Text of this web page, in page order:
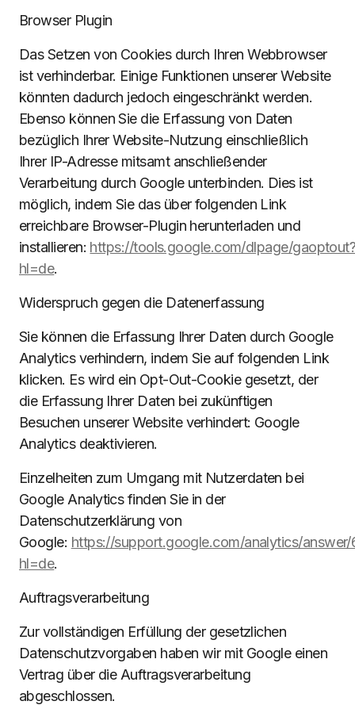
Browser Plugin
Das Setzen von Cookies durch Ihren Webbrowser
ist verhinderbar. Einige Funktionen unserer Website
könnten dadurch jedoch eingeschränkt werden.
Ebenso können Sie die Erfassung von Daten
bezüglich Ihrer Website-Nutzung einschließlich
Ihrer IP-Adresse mitsamt anschließender
Verarbeitung durch Google unterbinden. Dies ist
möglich, indem Sie das über folgenden Link
erreichbare Browser-Plugin herunterladen und
installieren: https://tools.google.com/dlpage/
hl=de.
Widerspruch gegen die Datenerfassung
Sie können die Erfassung Ihrer Daten durch Google
Analytics verhindern, indem Sie auf folgenden Link
klicken. Es wird ein Opt-Out-Cookie gesetzt, der
die Erfassung Ihrer Daten bei zukünftigen
Besuchen unserer Website verhindert: Google
Analytics deaktivieren.
Einzelheiten zum Umgang mit Nutzerdaten bei
Google Analytics finden Sie in der
Datenschutzerklärung von
Google: https://support.google.com/analytics/
hl=de.
Auftragsverarbeitung
Zur vollständigen Erfüllung der gesetzlichen
Datenschutzvorgaben haben wir mit Google einen
Vertrag über die Auftragsverarbeitung
abgeschlossen.